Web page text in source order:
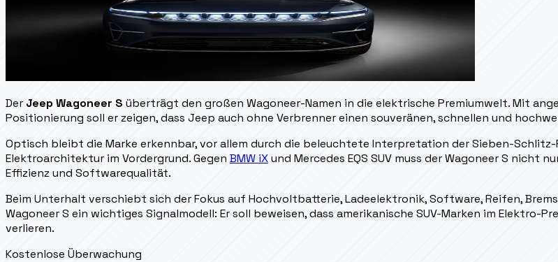
Der Jeep Wagoneer S überträgt den großen Wagoneer-Namen in die elektrische Premiumwelt. Mit
Positionierung soll er zeigen, dass Jeep auch ohne Verbrenner einen souveränen, schnellen und
Optisch bleibt die Marke erkennbar, vor allem durch die beleuchtete Interpretation der Sieben-
Elektroarchitektur im Vordergrund. Gegen BMW iXund Mercedes EQS SUV muss der Wagoneer S nicht
Effizienz und Softwarequalität.
Beim Unterhalt verschiebt sich der Fokus auf Hochvoltbatterie, Ladeelektronik, Software, Reifen,
Wagoneer S ein wichtiges Signalmodell: Er soll beweisen, dass amerikanische SUV-Marken im
verlieren.
Kostenlose Überwachung